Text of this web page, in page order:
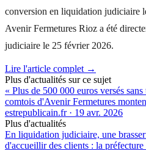
conversion en liquidation judiciaire
Avenir Fermetures Rioz a été
judiciaire le 25 février 2026.
Lire l'article complet →
Plus d'actualités sur ce sujet
« Plus de 500 000 euros versés
comtois d'Avenir Fermetures
estrepublicain.fr· 19 avr. 2026
Plus d'actualités
En liquidation judiciaire, une
d'accueillir des clients : la